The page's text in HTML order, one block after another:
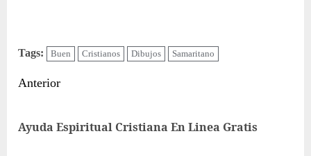
Tags: Buen Cristianos Dibujos Samaritano
Sigue
Anterior
Ayuda Espiritual Cristiana En Linea Gratis